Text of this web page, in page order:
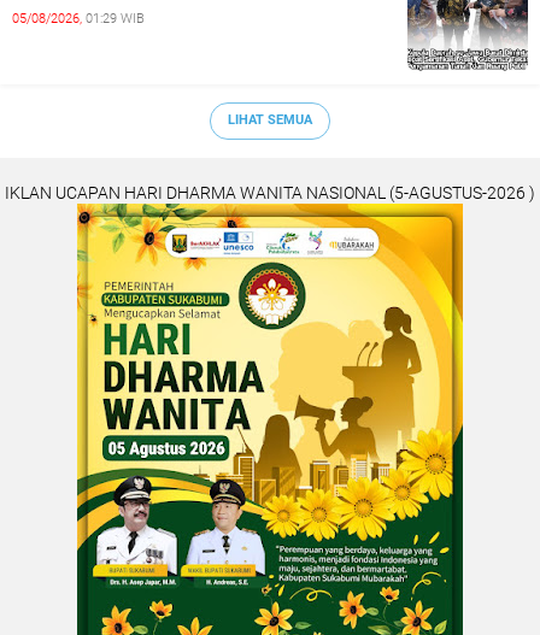
05/08/2026, 01:29 WIB
LIHAT SEMUA
IKLAN UCAPAN HARI DHARMA WANITA NASIONAL (5-AGUSTUS-2026 )